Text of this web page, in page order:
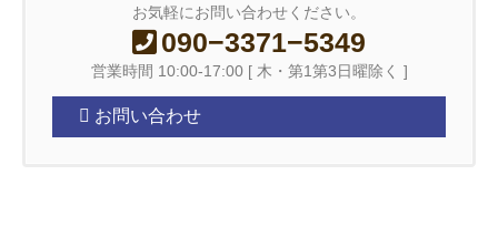
お気軽にお問い合わせください。
090−3371−5349
営業時間 10:00-17:00 [ 木・第1第3日曜除く ]
お問い合わせ